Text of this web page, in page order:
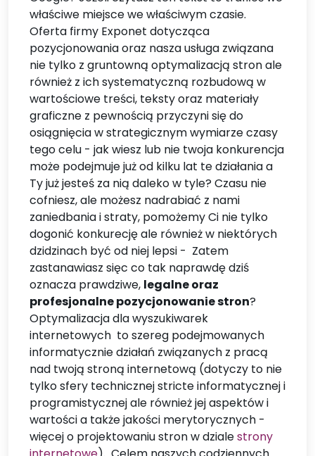
właściwe miejsce we właściwym czasie.
Oferta firmy Exponet dotycząca
pozycjonowania oraz nasza usługa związana
nie tylko z gruntowną optymalizacją stron ale
również z ich systematyczną rozbudową w
wartościowe treści, teksty oraz materiały
graficzne z pewnością przyczyni się do
osiągnięcia w strategicznym wymiarze czasy
tego celu - jak wiesz lub nie twoja konkurencja
może podejmuje już od kilku lat te działania a
Ty już jesteś za nią daleko w tyle? Czasu nie
cofniesz, ale możesz nadrabiać z nami
zaniedbania i straty, pomożemy Ci nie tylko
dogonić konkurecję ale również w niektórych
dzidzinach być od niej lepsi - Zatem
zastanawiasz sięc co tak naprawdę dziś
oznacza prawdziwe, legalne oraz
profesjonalne pozycjonowanie stron?
Optymalizacja dla wyszukiwarek
internetowych to szereg podejmowanych
informatycznie działań związanych z pracą
nad twoją stroną internetową (dotyczy to nie
tylko sfery technicznej stricte informatycznej i
programistycznej ale również jej aspektów i
wartości a także jakości merytorycznych -
więcej o projektowaniu stron w dzialestrony